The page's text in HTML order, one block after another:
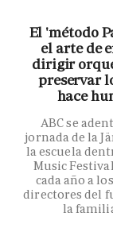
El 'método
el arte de
dirigir
preservar
hace
ABC se
jornada de la
la escuela
Music
cada año a
directores del
la